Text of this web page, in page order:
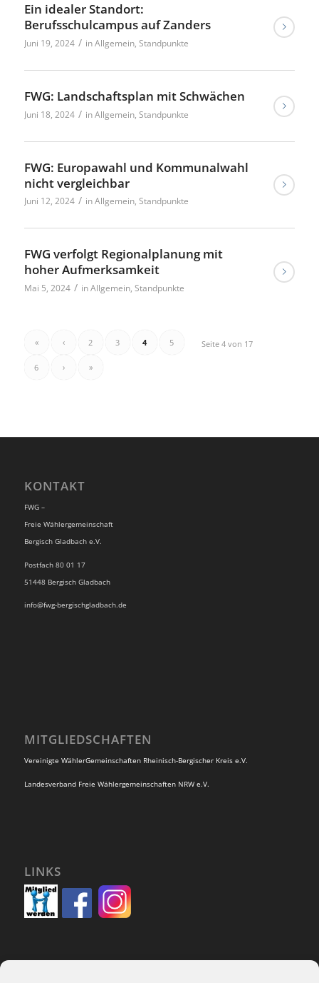
Ein idealer Standort:
Berufsschulcampus auf Zanders
Juni 19, 2024 / inAllgemein, Standpunkte
FWG: Landschaftsplan mit Schwächen
Juni 18, 2024 / inAllgemein, Standpunkte
FWG: Europawahl und Kommunalwahl
nicht vergleichbar
Juni 12, 2024 / inAllgemein, Standpunkte
FWG verfolgt Regionalplanung mit
hoher Aufmerksamkeit
Mai 5, 2024 / inAllgemein, Standpunkte
Seite 4 von 17
« ‹ 2 3 4 5
6 › »
KONTAKT
FWG –
Freie Wählergemeinschaft
Bergisch Gladbach e.V.
Postfach 80 01 17
51448 Bergisch Gladbach
info@fwg-bergischgladbach.de
MITGLIEDSCHAFTEN
Vereinigte WählerGemeinschaften Rheinisch-Bergischer Kreis e.V.
Landesverband Freie Wählergemeinschaften NRW e.V.
LINKS